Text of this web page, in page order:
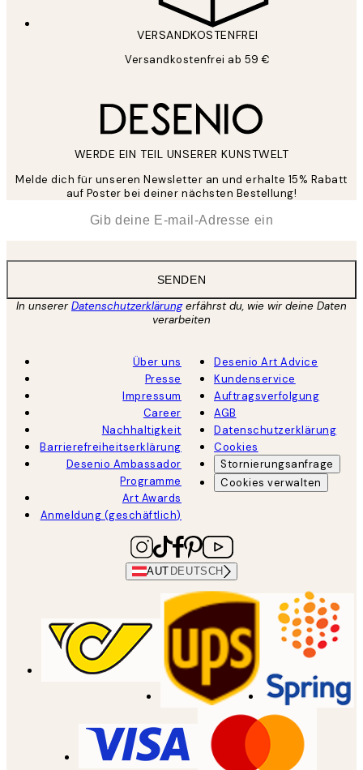
VERSANDKOSTENFREI
Versandkostenfrei ab 59 €
WERDE EIN TEIL UNSERER KUNSTWELT
Melde dich für unseren Newsletter an und erhalte 15% Rabatt
auf Poster bei deiner nächsten Bestellung!
SENDEN
In unsererDatenschutzerklärungerfährst du, wie wir deine Daten
verarbeiten
Über uns
Presse
Impressum
Career
Nachhaltigkeit
Barrierefreiheitserklärung
Desenio Ambassador
Programme
Art Awards
Anmeldung (geschäftlich)
Desenio Art Advice
Kundenservice
Auftragsverfolgung
AGB
Datenschutzerklärung
Cookies
Stornierungsanfrage
Cookies verwalten
AUT DEUTSCH